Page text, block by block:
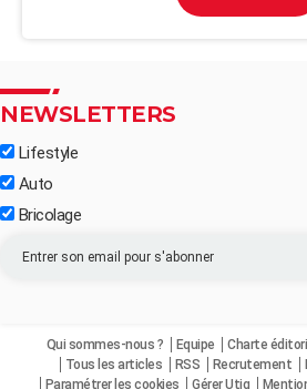
NEWSLETTERS
Lifestyle
Auto
Bricolage
Qui sommes-nous ? Equipe Charte
Tous les articles
RSS Recrutement
Paramétrer les cookies
Gérer Utiq